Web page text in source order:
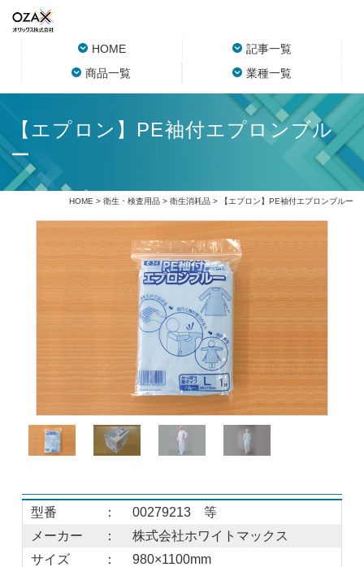
HOME
記事一覧
商品一覧
業種一覧
【エプロン】PE袖付エプロンブル
ー
HOME > 衛生・検査用品> 衛生消耗品> 【エプロン】PE袖付エプロンブルー
型番 ：
00279213 等
メーカー
：
株式会社ホワイトマックス
サイズ
：
980×1100mm